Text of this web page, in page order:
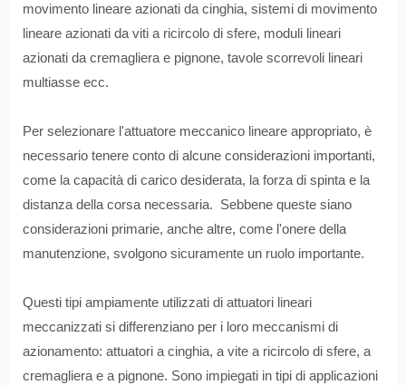
movimento lineare azionati da cinghia, sistemi di movimento
lineare azionati da viti a ricircolo di sfere, moduli lineari
azionati da cremagliera e pignone, tavole scorrevoli lineari
multiasse ecc.
Per selezionare l'attuatore meccanico lineare appropriato, è
necessario tenere conto di alcune considerazioni importanti,
come la capacità di carico desiderata, la forza di spinta e la
distanza della corsa necessaria. Sebbene queste siano
considerazioni primarie, anche altre, come l'onere della
manutenzione, svolgono sicuramente un ruolo importante.
Questi tipi ampiamente utilizzati di attuatori lineari
meccanizzati si differenziano per i loro meccanismi di
azionamento: attuatori a cinghia, a vite a ricircolo di sfere, a
cremagliera e a pignone. Sono impiegati in tipi di applicazioni